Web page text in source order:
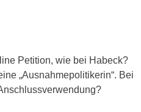
Petition, wie bei Habeck?
„Ausnahmepolitikerin“. Bei